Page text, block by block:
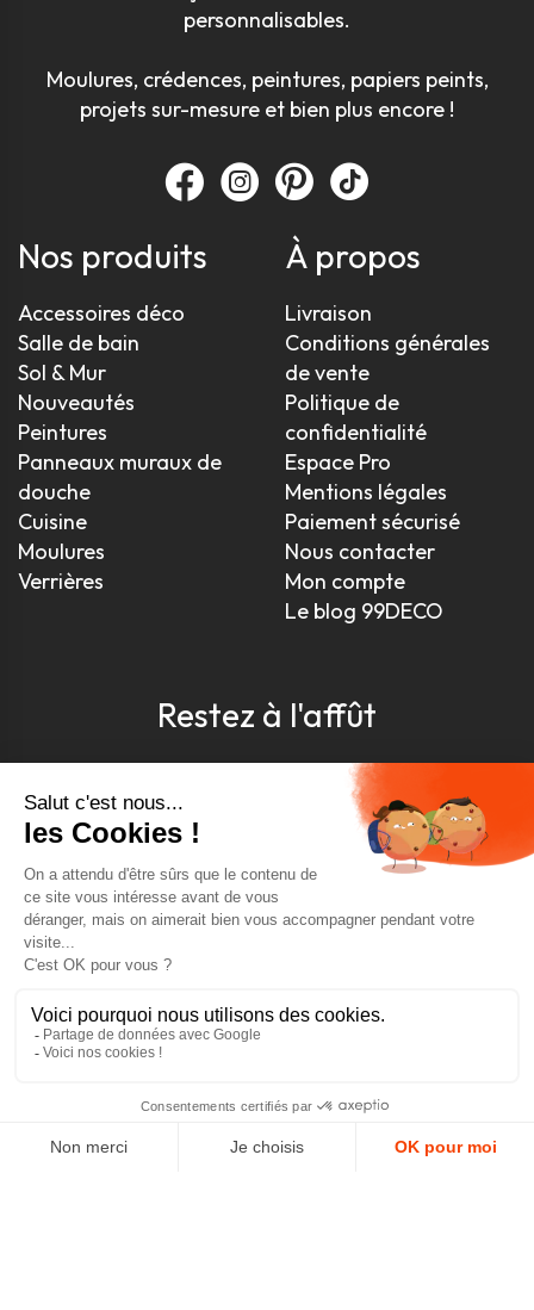
personnalisables.
Moulures, crédences, peintures, papiers peints,
projets sur-mesure et bien plus encore !
Nos produits
Accessoires déco
Salle de bain
Sol & Mur
Nouveautés
Peintures
Panneaux muraux de
douche
Cuisine
Moulures
Verrières
À propos
Livraison
Conditions générales
de vente
Politique de
confidentialité
Espace Pro
Mentions légales
Paiement sécurisé
Nous contacter
Mon compte
Le blog 99DECO
Restez à l'affût
Pour être toujours au courant, inscrivez-vous à
notre newsletter
J'accepte les conditions générales et la politique de
AVIS VÉRIFIÉS